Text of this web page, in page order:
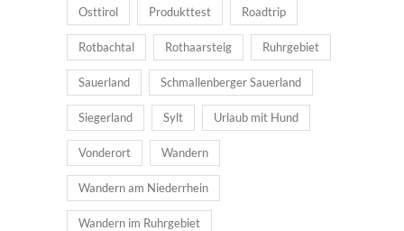
Osttirol Produkttest Roadtrip
Rotbachtal Rothaarsteig Ruhrgebiet
Sauerland Schmallenberger Sauerland
Siegerland Sylt Urlaub mit Hund
Vonderort Wandern
Wandern am Niederrhein
Wandern im Ruhrgebiet